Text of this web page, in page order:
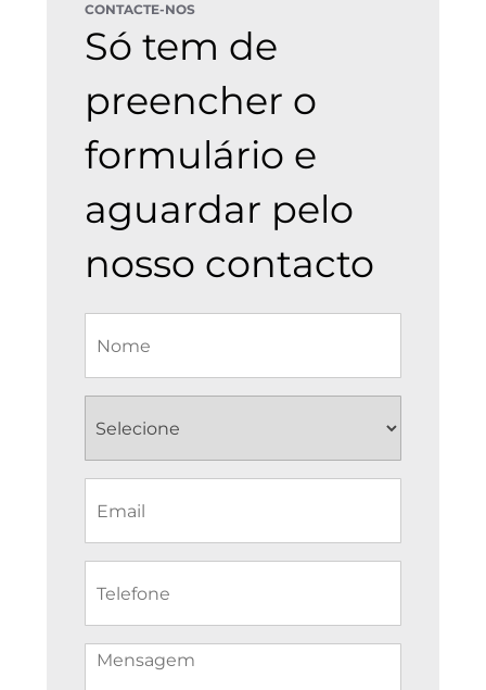
CONTACTE-NOS
Só tem de
preencher o
formulário e
aguardar pelo
nosso contacto